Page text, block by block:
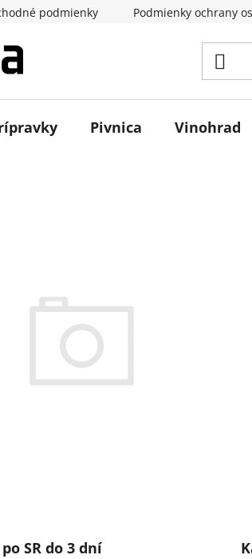
podmienky Podmienky ochrany
Pivnica Vinohrad
SR do 3 dní